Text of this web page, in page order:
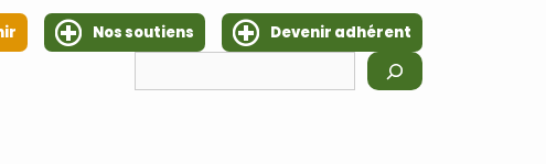
Nos soutiens
Devenir adhérent